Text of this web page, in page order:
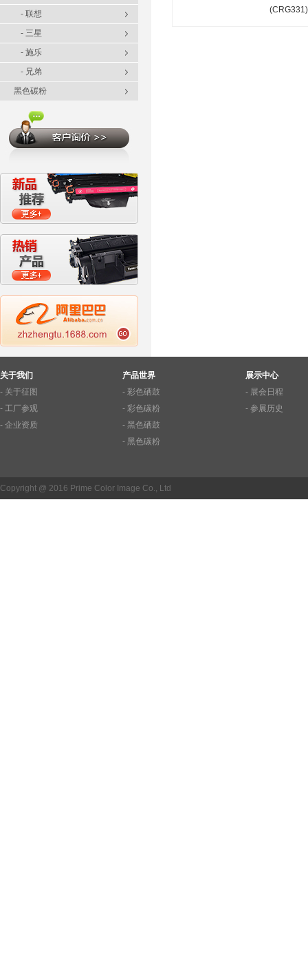
(CRG331)
- 联想
- 三星
- 施乐
- 兄弟
黑色碳粉
关于我们
- 关于征图
- 工厂参观
- 企业资质
产品世界
- 彩色硒鼓
- 彩色碳粉
- 黑色硒鼓
- 黑色碳粉
展示中心
- 展会日程
- 参展历史
Copyright @ 2016 Prime Color Image Co., Ltd